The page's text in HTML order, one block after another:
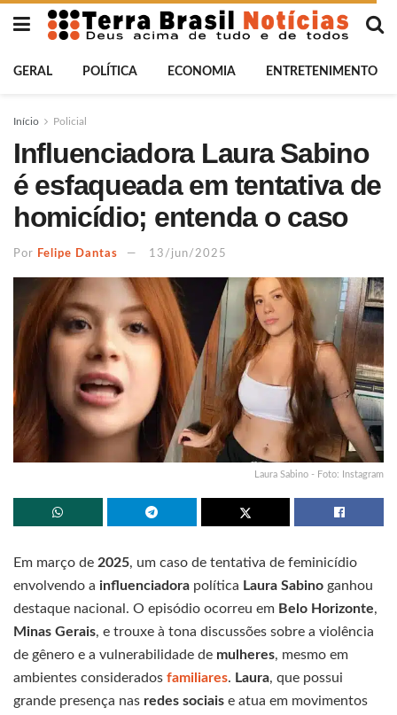
GERAL POLÍTICA ECONOMIA ENTRETENIMENTO
Início Policial
Influenciadora Laura Sabino
é esfaqueada em tentativa de
homicídio; entenda o caso
Por Felipe Dantas 13/jun/2025
Laura Sabino - Foto: Instagram
Em março de 2025, um caso de tentativa de feminicídio
envolvendo a influenciadora política Laura Sabino ganhou
destaque nacional. O episódio ocorreu em Belo Horizonte,
Minas Gerais, e trouxe à tona discussões sobre a violência
de gênero e a vulnerabilidade de mulheres, mesmo em
ambientes considerados familiares. Laura, que possui
grande presença nas redes sociais e atua em movimentos